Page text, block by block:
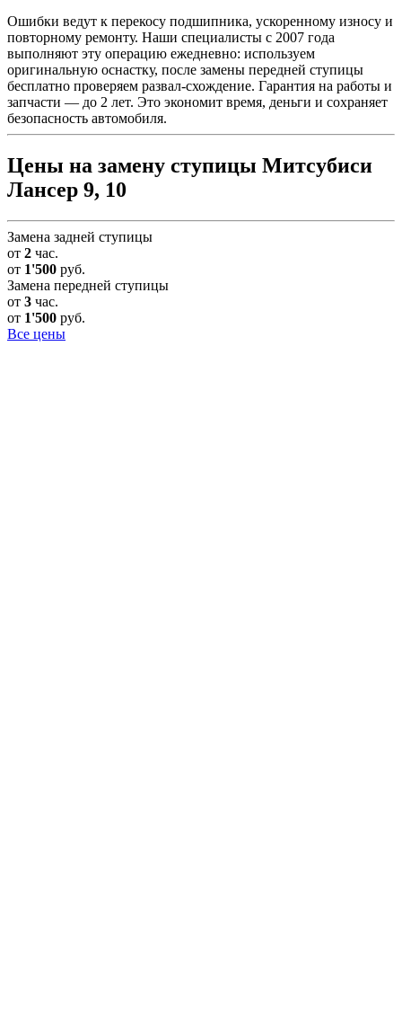
Ошибки ведут к перекосу подшипника, ускоренному износу и
повторному ремонту. Наши специалисты с 2007 года
выполняют эту операцию ежедневно: используем
оригинальную оснастку, после замены передней ступицы
бесплатно проверяем развал-схождение. Гарантия на работы и
запчасти — до 2 лет. Это экономит время, деньги и сохраняет
безопасность автомобиля.
Цены на замену ступицы Митсубиси
Лансер 9, 10
Замена задней ступицы
от 2 час.
от 1'500 руб.
Замена передней ступицы
от 3 час.
от 1'500 руб.
Все цены